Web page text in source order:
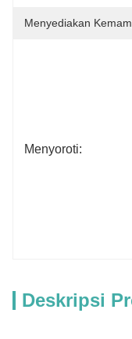
Menyediakan
Menyoroti:
Deskripsi